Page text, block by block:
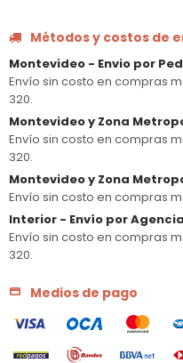
Métodos y costos de
Montevideo - Envio por
Envío sin costo en compras
320.
Montevideo y Zona
Envío sin costo en compras
320.
Montevideo y Zona
Envío sin costo en compras
Interior - Envío por Agencia
Envío sin costo en compras
320.
Medios de pago